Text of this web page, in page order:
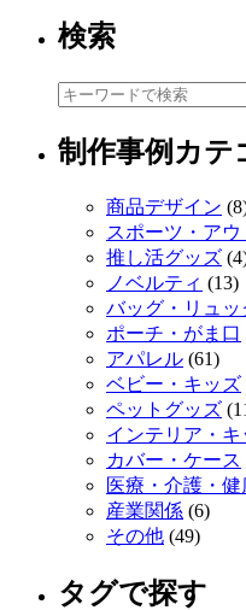
検索
制作事例カテ
商品デザイン
スポーツ・アウ
推し活グッズ
ノベルティ (13)
バッグ・リュッ
ポーチ・がま口
アパレル (61)
ベビー・キッズ
ペットグッズ
インテリア・キ
カバー・ケース
医療・介護・健
産業関係 (6)
その他 (49)
タグで探す